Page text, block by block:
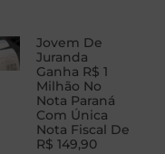
Jovem De
Juranda
Ganha R$ 1
Milhão No
Nota Paraná
Com Única
Nota Fiscal De
R$ 149,90